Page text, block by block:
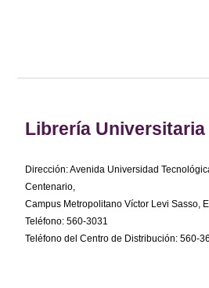
Librería Universitaria
Dirección: Avenida Universidad
Centenario,
Campus Metropolitano Víctor Levi Sasso,
Teléfono: 560-3031
Teléfono del Centro de Distribución: 560-